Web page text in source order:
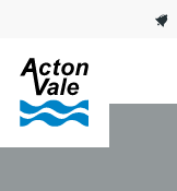
Skip to main content